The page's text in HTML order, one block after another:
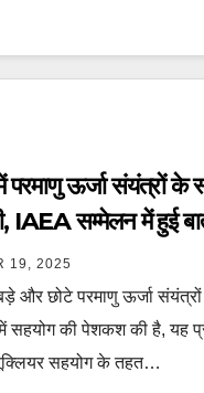
ऊर्जा संयंत्रों के
IAEA सम्मेलन में हुई
localizatio
plants
19, 2025
और छोटे परमाणु ऊर्जा
की पेशकश की है, यह
सहयोग के तहत…